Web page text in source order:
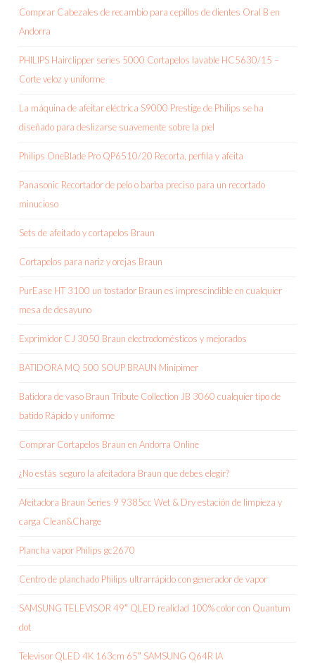
Comprar Cabezales de recambio para cepillos de dientes Oral B en
Andorra
PHILIPS Hairclipper series 5000 Cortapelos lavable HC5630/15 –
Corte veloz y uniforme
La máquina de afeitar eléctrica S9000 Prestige de Philips se ha
diseñado para deslizarse suavemente sobre la piel
Philips OneBlade Pro QP6510/20 Recorta, perfila y afeita
Panasonic Recortador de pelo o barba preciso para un recortado
minucioso
Sets de afeitado y cortapelos Braun
Cortapelos para nariz y orejas Braun
PurEase HT 3100 un tostador Braun es imprescindible en cualquier
mesa de desayuno
Exprimidor CJ 3050 Braun electrodomésticos y mejorados
BATIDORA MQ 500 SOUP BRAUN Minipimer
Batidora de vaso Braun Tribute Collection JB 3060 cualquier tipo de
batido Rápido y uniforme
Comprar Cortapelos Braun en Andorra Online
¿No estás seguro la afeitadora Braun que debes elegir?
Afeitadora Braun Series 9 9385cc Wet & Dry estación de limpieza y
carga Clean&Charge
Plancha vapor Philips gc2670
Centro de planchado Philips ultrarrápido con generador de vapor
SAMSUNG TELEVISOR 49″ QLED realidad 100% color con Quantum
dot
Televisor QLED 4K 163cm 65″ SAMSUNG Q64R IA